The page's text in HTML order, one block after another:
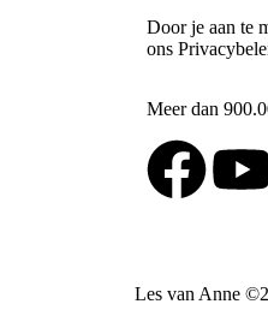
Door je aan te
ons
Meer dan
Les van Anne